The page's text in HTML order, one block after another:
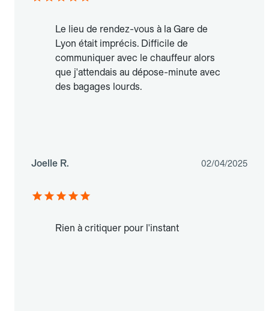
Le lieu de rendez-vous à la Gare de
Lyon était imprécis. Difficile de
communiquer avec le chauffeur alors
que j'attendais au dépose-minute avec
des bagages lourds.
Joelle R. 02/04/2025
Rien à critiquer pour l'instant